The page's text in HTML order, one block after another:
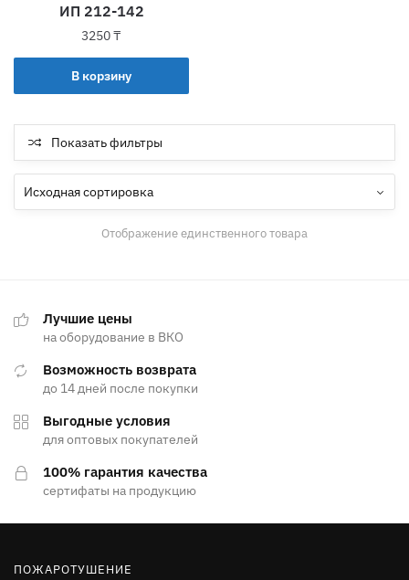
ИП 212-142
3250₸
В корзину
Показать фильтры
Отображение единственного товара
Лучшие цены
на оборудование в ВКО
Возможность возврата
до 14 дней после покупки
Выгодные условия
для оптовых покупателей
100% гарантия качества
сертифаты на продукцию
ПОЖАРОТУШЕНИЕ